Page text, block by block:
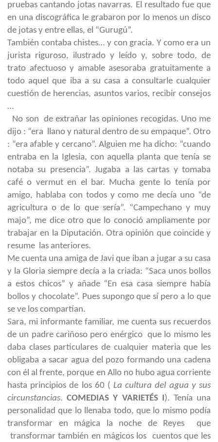
pruebas cantando jotas navarras. El resultado fue que
en una discográfica le grabaron por lo menos un disco
de jotas y entre ellas, el “Gurugú”.
También contaba chistes… y con gracia. Y como era un
jurista riguroso, ilustrado y leído y, sobre todo, de
trato afectuoso y amable asesoraba gratuitamente a
todo aquel que iba a su casa a consultarle cualquier
cuestión de herencias, asuntos varios, recibir consejos
…
No son de extrañar las opiniones recogidas. Uno me
dijo : “era llano y natural dentro de su empaque”. Otro
: “era afable y cercano”. Alguien me ha dicho: “cuando
entraba en la Iglesia, con aquella planta que tenía se
notaba su presencia”. Jugaba a las cartas y tomaba
café o vermut en el bar. Mucha gente lo tenía por
amigo, hablaba con todos y como me decía uno “de
agricultura o de lo que sería”. “Campechano y muy
majo”, me dice otro que lo conoció ampliamente por
trabajar en la Diputación. Otra opinión que coincide y
resume las anteriores.
Me cuenta una amiga de Javi que iban a jugar a su casa
y la Gloria siempre decía a la criada: “Saca unos bollos
a estos chicos” y añade “En esa casa siempre había
bollos y chocolate”. Pues supongo que sí pero a lo que
se ve los compartían.
Sara, mi informante familiar, me cuenta sus recuerdos
de un padre cariñoso pero enérgico que lo mismo les
daba clases particulares de cualquier materia que les
obligaba a sacar agua del pozo formando una cadena
con él al frente, porque en Allo no hubo agua corriente
hasta principios de los 60 ( La cultura del agua y sus
circunstancias.COMEDIAS Y VARIETÉS I). Tenía una
personalidad que lo llenaba todo, que lo mismo podía
transformar en mágica la noche de Reyes que
transformar también en mágicos los cuentos que les